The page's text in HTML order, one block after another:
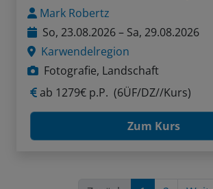
Mark Robertz
So, 23.08.2026 – Sa, 29.08.2026
Karwendelregion
Fotografie, Landschaft
ab 1279€ p.P. (6ÜF/DZ//Kurs)
Zum Kurs